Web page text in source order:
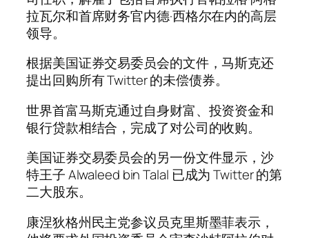
拉瓦尔和首席财务官内德·西格尔在内的高层
领导。
根据美国证券交易委员会的文件，马斯克还
提出回购所有 Twitter 的未偿债券。
世界首富马斯克通过自身财富、投资资金和
银行贷款相结合，完成了对公司的收购。
美国证券交易委员会的另一份文件显示，沙
特王子 Alwaleed bin Talal 已成为 Twitter 的第
二大股东。
康涅狄格州民主党参议员克里斯墨菲表示，